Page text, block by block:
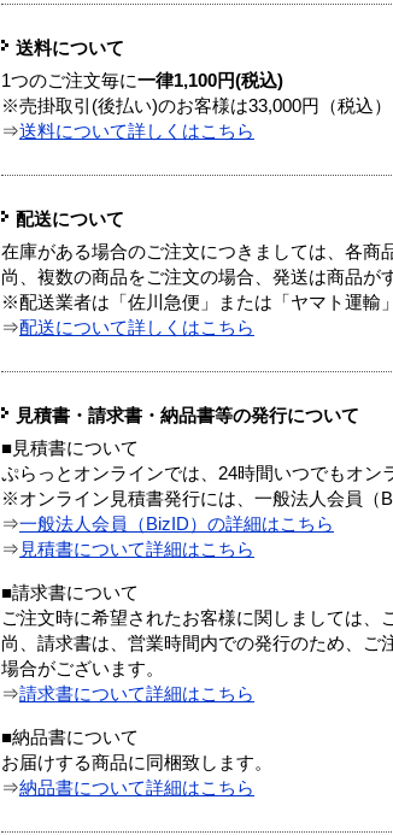
送料について
1つのご注文毎に一律1,100円(税込)
※売掛取引(後払い)のお客様は33,000円（税込
⇒送料について詳しくはこちら
配送について
在庫がある場合のご注文につきましては、各商
尚、複数の商品をご注文の場合、発送は商品が
※配送業者は「佐川急便」または「ヤマト運輸
⇒配送について詳しくはこちら
見積書・請求書・納品書等の発行について
■見積書について
ぷらっとオンラインでは、24時間いつでもオン
※オンライン見積書発行には、一般法人会員（
⇒一般法人会員（BizID）の詳細はこちら
⇒ 見積書について詳細はこちら
■請求書について
ご注文時に希望されたお客様に関しましては、
尚、請求書は、営業時間内での発行のため、ご
場合がございます。
⇒請求書について詳細はこちら
■納品書について
お届けする商品に同梱致します。
⇒納品書について詳細はこちら